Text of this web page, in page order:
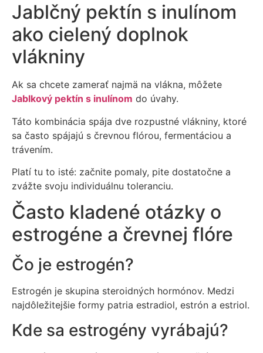
Jablčný pektín s inulínom
ako cielený doplnok
vlákniny
Ak sa chcete zamerať najmä na vlákna, môžete
Jablkový pektín s inulínom do úvahy.
Táto kombinácia spája dve rozpustné vlákniny, ktoré
sa často spájajú s črevnou flórou, fermentáciou a
trávením.
Platí tu to isté: začnite pomaly, pite dostatočne a
zvážte svoju individuálnu toleranciu.
Často kladené otázky o
estrogéne a črevnej flóre
Čo je estrogén?
Estrogén je skupina steroidných hormónov. Medzi
najdôležitejšie formy patria estradiol, estrón a estriol.
Kde sa estrogény vyrábajú?